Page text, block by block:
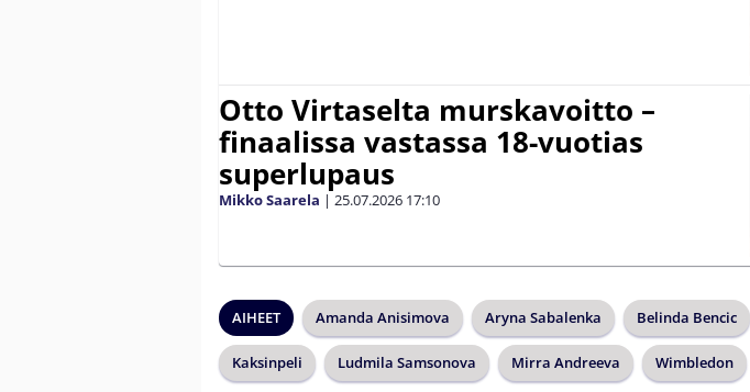
Otto Virtaselta murskavoitto –
finaalissa vastassa 18-vuotias
superlupaus
Mikko Saarela | 25.07.2026 17:10
AIHEET Amanda Anisimova Aryna Sabalenka Belinda Bencic
Kaksinpeli Ludmila Samsonova Mirra Andreeva Wimbledon